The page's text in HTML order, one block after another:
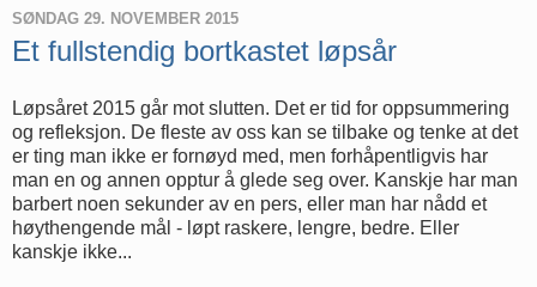
SØNDAG 29. NOVEMBER 2015
Et fullstendig bortkastet løpsår
Løpsåret 2015 går mot slutten. Det er tid for oppsummering
og refleksjon. De fleste av oss kan se tilbake og tenke at det
er ting man ikke er fornøyd med, men forhåpentligvis har
man en og annen opptur å glede seg over. Kanskje har man
barbert noen sekunder av en pers, eller man har nådd et
høythengende mål - løpt raskere, lengre, bedre. Eller
kanskje ikke...